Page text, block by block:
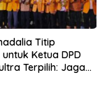
Titip
Ketua DPD
Terpilih: Jaga